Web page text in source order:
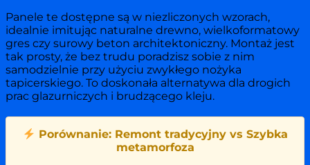
Panele te dostępne są w niezliczonych wzorach,
idealnie imitując naturalne drewno, wielkoformatowy
gres czy surowy beton architektoniczny. Montaż jest
tak prosty, że bez trudu poradzisz sobie z nim
samodzielnie przy użyciu zwykłego nożyka
tapicerskiego. To doskonała alternatywa dla drogich
prac glazurniczych i brudzącego kleju.
Porównanie: Remont tradycyjny vs Szybka
metamorfoza